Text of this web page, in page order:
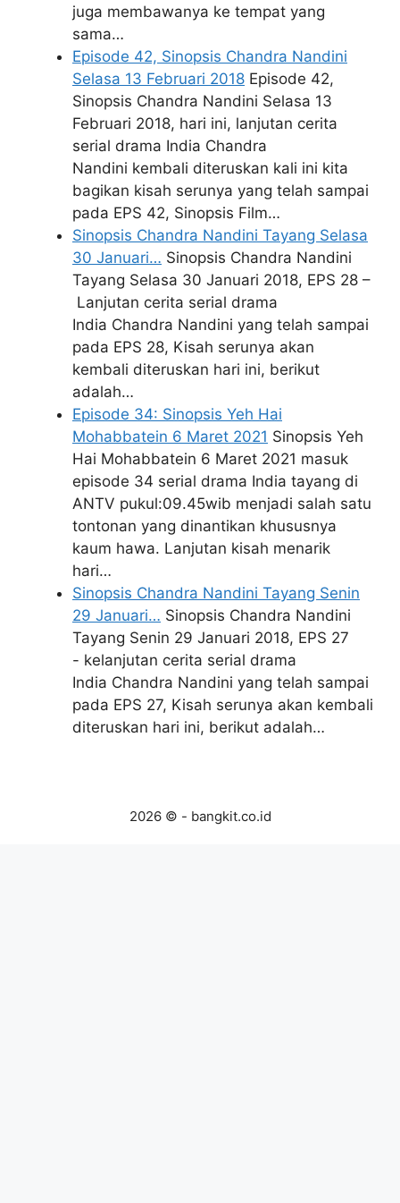
juga membawanya ke tempat yang
sama…
Episode 42, Sinopsis Chandra Nandini
Selasa 13 Februari 2018 Episode 42,
Sinopsis Chandra Nandini Selasa 13
Februari 2018, hari ini, lanjutan cerita
serial drama India Chandra
Nandini kembali diteruskan kali ini kita
bagikan kisah serunya yang telah sampai
pada EPS 42, Sinopsis Film…
Sinopsis Chandra Nandini Tayang Selasa
30 Januari… Sinopsis Chandra Nandini
Tayang Selasa 30 Januari 2018, EPS 28 –
Lanjutan cerita serial drama
India Chandra Nandini yang telah sampai
pada EPS 28, Kisah serunya akan
kembali diteruskan hari ini, berikut
adalah…
Episode 34: Sinopsis Yeh Hai
Mohabbatein 6 Maret 2021 Sinopsis Yeh
Hai Mohabbatein 6 Maret 2021 masuk
episode 34 serial drama India tayang di
ANTV pukul:09.45wib menjadi salah satu
tontonan yang dinantikan khususnya
kaum hawa. Lanjutan kisah menarik
hari…
Sinopsis Chandra Nandini Tayang Senin
29 Januari… Sinopsis Chandra Nandini
Tayang Senin 29 Januari 2018, EPS 27
- kelanjutan cerita serial drama
India Chandra Nandini yang telah sampai
pada EPS 27, Kisah serunya akan kembali
diteruskan hari ini, berikut adalah…
2026 © - bangkit.co.id